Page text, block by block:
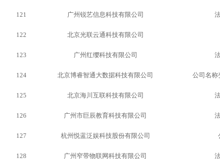
121 广州锐艺信息科技有限公司
122 北京光联云通科技有限公司
123 广州红缨科技有限公司
124 北京博睿智通大数据科技有限公司 公司名称
125 北京海川互联科技有限公司
126 广州市巨辰教育科技有限公司
127 杭州悦蓝泛娱科技股份有限公司
128 广州窄带物联网科技有限公司